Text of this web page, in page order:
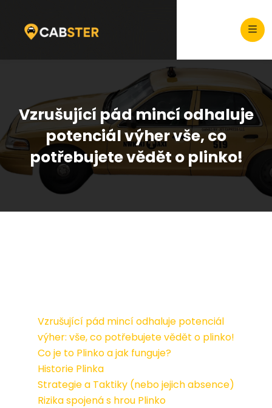
Vzrušující pád mincí odhaluje
potenciál výher vše, co
potřebujete vědět o plinko!
Vzrušující pád mincí odhaluje potenciál
výher: vše, co potřebujete vědět o plinko!
Co je to Plinko a jak funguje?
Historie Plinka
Strategie a Taktiky (nebo jejich absence)
Rizika spojená s hrou Plinko